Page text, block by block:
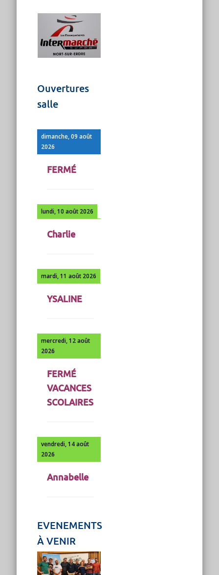
Ouvertures
salle
dimanche, 09 août
2026
FERMÉ
lundi, 10 août 2026
Charlie
mardi, 11 août 2026
YSALINE
mercredi, 12 août
2026
FERMÉ
VACANCES
SCOLAIRES
vendredi, 14 août
2026
Annabelle
EVENEMENTS
À VENIR